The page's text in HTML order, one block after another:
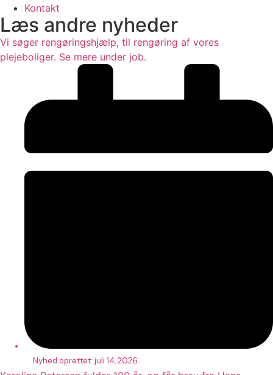
Kontakt
Læs andre nyheder
Vi søger rengøringshjælp, til rengøring af vores
plejeboliger. Se mere under job.
Nyhed oprettet: juli 14, 2026